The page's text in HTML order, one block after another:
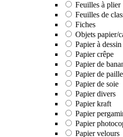
Feuilles à plier
Feuilles de
Fiches
Objets papier/
Papier à dessin
Papier crêpe
Papier de
Papier de paille
Papier de soie
Papier divers
Papier kraft
Papier
Papier
Papier velours